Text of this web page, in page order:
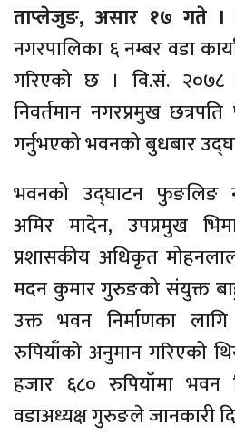
ताप्लेजुङ, असार १७ गते ।
नगरपालिका ६ नम्बर वडा
गरिएको छ । वि.सं.
निवर्तमान नगरप्रमुख
गर्नुभएको भवनको बुधबार
भवनको उद्‌घाटन फुङलिङ
अमिर मादेन, उपप्रमुख
प्रशासकीय अधिकृत
मदन कुमार गुरुङको संयुक्त
उक्त भवन निर्माणका
रुपियाँको अनुमान गरिएको
हजार ६८० रुपियाँमा भवन
वडाअध्यक्ष गुरुङले जानकारी